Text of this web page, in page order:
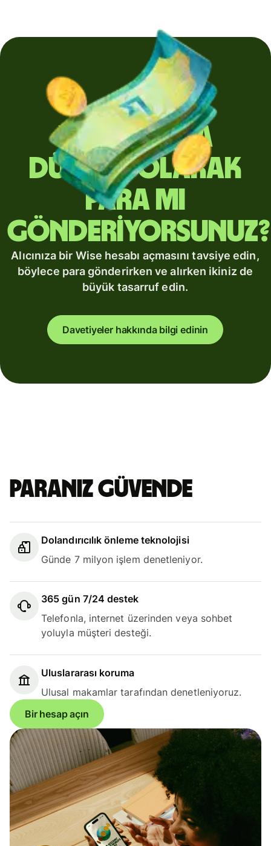
Yurt dışına
düzenli olarak
para mı
gönderiyorsunuz?
Alıcınıza bir Wise hesabı açmasını tavsiye edin,
böylece para gönderirken ve alırken ikiniz de
büyük tasarruf edin.
Davetiyeler hakkında bilgi edinin
Paranız güvende
Dolandırıcılık önleme teknolojisi
Günde 7 milyon işlem denetleniyor.
365 gün 7/24 destek
Telefonla, internet üzerinden veya sohbet
yoluyla müşteri desteği.
Uluslararası koruma
Ulusal makamlar tarafından denetleniyoruz.
Bir hesap açın